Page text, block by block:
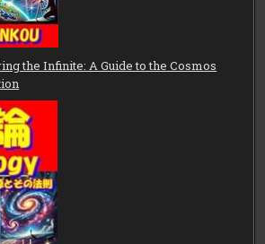
the Infinite: A Guide to the Cosmos